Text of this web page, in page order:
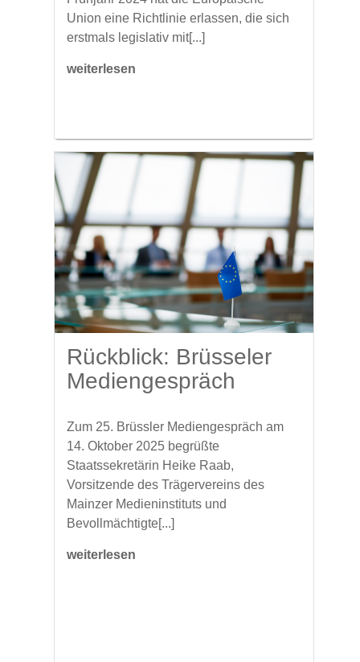
Union eine Richtlinie erlassen, die sich
erstmals legislativ mit[...]
weiterlesen
Rückblick: Brüsseler
Mediengespräch
Zum 25. Brüssler Mediengespräch am
14. Oktober 2025 begrüßte
Staatssekretärin Heike Raab,
Vorsitzende des Trägervereins des
Mainzer Medieninstituts und
Bevollmächtigte[...]
weiterlesen